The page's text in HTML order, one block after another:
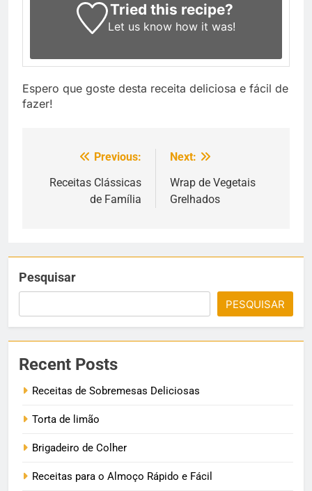
Tried this recipe?
Let us know how it was!
Espero que goste desta receita deliciosa e fácil de
fazer!
Navegação
de
Previous:
Receitas Clássicas
de Família
Next:
Wrap de Vegetais
Grelhados
Pesquisar
PESQUISAR
Recent Posts
Receitas de Sobremesas Deliciosas
Torta de limão
Brigadeiro de Colher
Receitas para o Almoço Rápido e Fácil